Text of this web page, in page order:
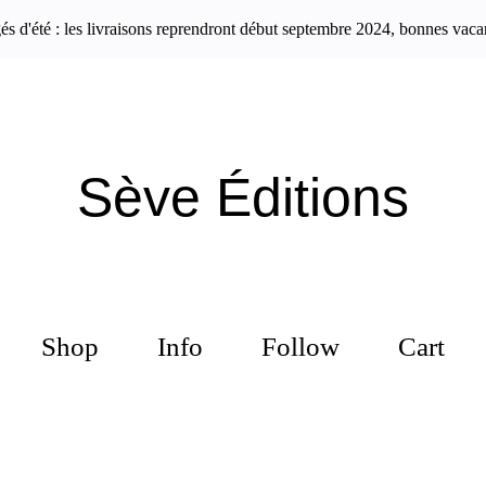
d'été : les livraisons reprendront début septembre 2024, bonnes
Sève Éditions
Shop Info Follow Cart